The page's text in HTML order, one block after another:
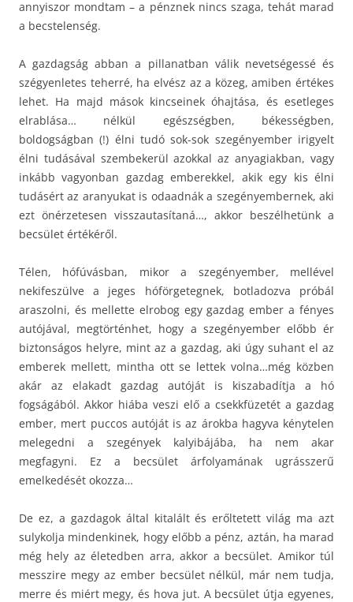
annyiszor mondtam – a pénznek nincs szaga, tehát marad
a becstelenség.
A gazdagság abban a pillanatban válik nevetségessé és
szégyenletes teherré, ha elvész az a közeg, amiben értékes
lehet. Ha majd mások kincseinek óhajtása, és esetleges
elrablása… nélkül egészségben, békességben,
boldogságban (!) élni tudó sok-sok szegényember irigyelt
élni tudásával szembekerül azokkal az anyagiakban, vagy
inkább vagyonban gazdag emberekkel, akik egy kis élni
tudásért az aranyukat is odaadnák a szegényembernek, aki
ezt önérzetesen visszautasítaná…, akkor beszélhetünk a
becsület értékéről.
Télen, hófúvásban, mikor a szegényember, mellével
nekifeszülve a jeges hóförgetegnek, botladozva próbál
araszolni, és mellette elrobog egy gazdag ember a fényes
autójával, megtörténhet, hogy a szegényember előbb ér
biztonságos helyre, mint az a gazdag, aki úgy suhant el az
emberek mellett, mintha ott se lettek volna…még közben
akár az elakadt gazdag autóját is kiszabadítja a hó
fogságából. Akkor hiába veszi elő a csekkfüzetét a gazdag
ember, mert puccos autóját is az árokba hagyva kénytelen
melegedni a szegények kalyibájába, ha nem akar
megfagyni. Ez a becsület árfolyamának ugrásszerű
emelkedését okozza…
De ez, a gazdagok által kitalált és erőltetett világ ma azt
sulykolja mindenkinek, hogy előbb a pénz, aztán, ha marad
még hely az életedben arra, akkor a becsület. Amikor túl
messzire megy az ember becsület nélkül, már nem tudja,
merre és miért megy, és hova jut. A becsület útja egyenes,